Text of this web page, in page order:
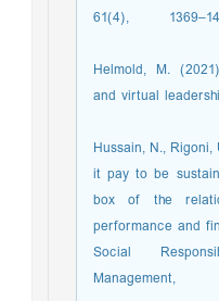
61(4),
Helmold, M.
and virtual
Hussain, N.,
it pay to be
box of the
performance and
Social